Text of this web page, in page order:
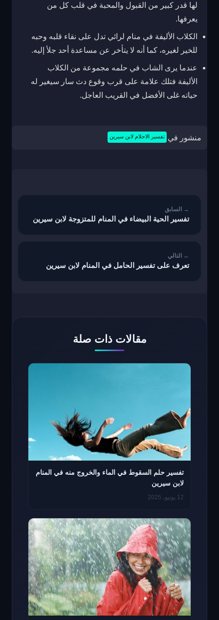
لها قدر كبير من القبول والمحبة في قلب كل من
يعرفها.
الكلاب الأليفة في منام لرائي تدل على نقاء قلبه وحبه
للخير لغيره، كما أنه لا يتأخر عن مساعدة أحد جلأ إليه.
عندما يرى الشاب في حلمه مجموعة من الكلاب
الأليفة فتلك علامة على قرب وقوع دث سار سيغير له
حياته غلى الأفضل في القريب العاجل.
منشور في تفسير الاحلام لابن سيرين
تفسير الحية البيضاء في المنام للمتزوجة لابن سيرين
تعرف على تفسير الحامل في المنام لابن سيرين
مقالات ذات صلة
تفسير حلم السقوط في الماء والخروج منه في المنام
لابن سيرين
12 يونيو، 2025